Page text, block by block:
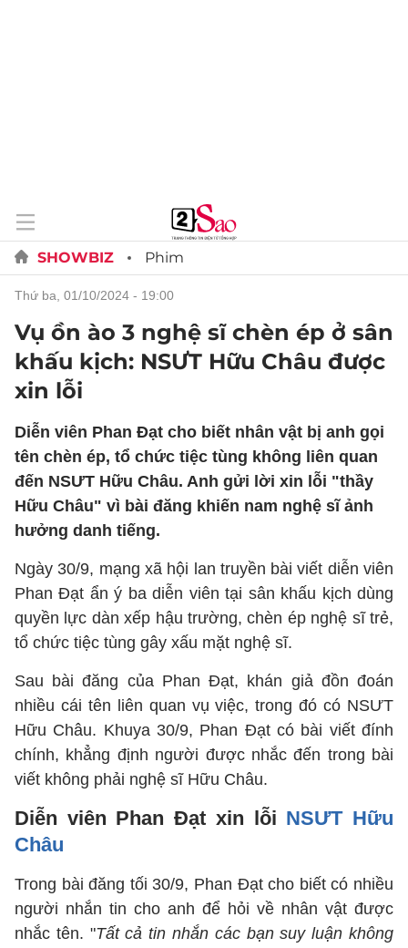
SHOWBIZ Phim
thứ ba, 01/10/2024 - 19:00
Vụ ồn ào 3 nghệ sĩ chèn ép ở sân
khấu kịch: NSƯT Hữu Châu được
xin lỗi
Diễn viên Phan Đạt cho biết nhân vật bị anh gọi
tên chèn ép, tổ chức tiệc tùng không liên quan
đến NSƯT Hữu Châu. Anh gửi lời xin lỗi "thầy
Hữu Châu" vì bài đăng khiến nam nghệ sĩ ảnh
hưởng danh tiếng.
Ngày 30/9, mạng xã hội lan truyền bài viết diễn viên
Phan Đạt ẩn ý ba diễn viên tại sân khấu kịch dùng
quyền lực dàn xếp hậu trường, chèn ép nghệ sĩ trẻ,
tổ chức tiệc tùng gây xấu mặt nghệ sĩ.
Sau bài đăng của Phan Đạt, khán giả đồn đoán
nhiều cái tên liên quan vụ việc, trong đó có NSƯT
Hữu Châu. Khuya 30/9, Phan Đạt có bài viết đính
chính, khẳng định người được nhắc đến trong bài
viết không phải nghệ sĩ Hữu Châu.
Diễn viên Phan Đạt xin lỗi NSƯT Hữu
Châu
Trong bài đăng tối 30/9, Phan Đạt cho biết có nhiều
người nhắn tin cho anh để hỏi về nhân vật được
nhắc tên. "Tất cả tin nhắn các bạn suy luận không